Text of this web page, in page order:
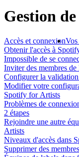
Gestion
Accès et connexionVos
Obtenir l'accès à
Impossible de se
Inviter des membres
Configurer la
Modifier votre
Spotify for Artists
Problèmes de
2 étapes
Rejoindre une autre
Artists
Niveaux d'accès dans
Supprimer des